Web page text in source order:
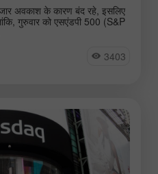
अवकाश के कारण बंद रहे, इसलिए
गुरुवार को एसएंडपी 500 (S&P
3403